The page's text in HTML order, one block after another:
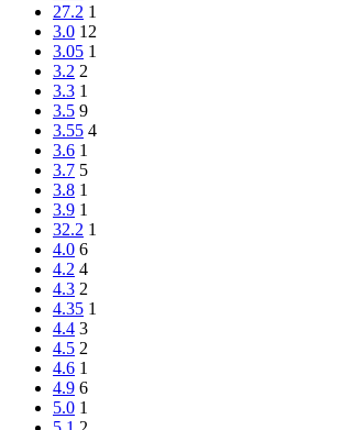
27.2 1
3.0 12
3.05 1
3.2 2
3.3 1
3.5 9
3.55 4
3.6 1
3.7 5
3.8 1
3.9 1
32.2 1
4.0 6
4.2 4
4.3 2
4.35 1
4.4 3
4.5 2
4.6 1
4.9 6
5.0 1